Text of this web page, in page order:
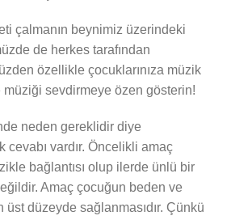
çalmanın beynimiz üzerindeki
de herkes tarafından
özellikle çocuklarınıza müzik
müziği sevdirmeye özen gösterin!
neden gereklidir diye
cevabı vardır. Öncelikli amaç
bağlantısı olup ilerde ünlü bir
Amaç çocuğun beden ve
düzeyde sağlanmasıdır. Çünkü